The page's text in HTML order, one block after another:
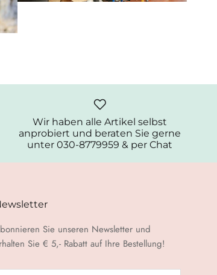
Wir haben alle Artikel selbst
anprobiert und beraten Sie gerne
unter 030-8779959 & per Chat
Sie unseren Newsletter und
Sie € 5,- Rabatt auf Ihre Bestellung!